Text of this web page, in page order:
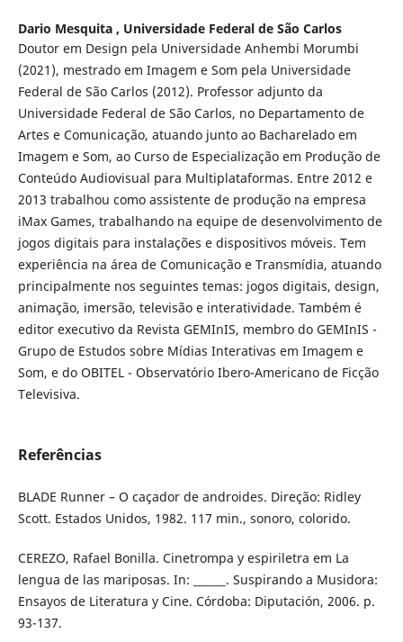
Dario Mesquita , Universidade Federal de São Carlos
Doutor em Design pela Universidade Anhembi Morumbi
(2021), mestrado em Imagem e Som pela Universidade
Federal de São Carlos (2012). Professor adjunto da
Universidade Federal de São Carlos, no Departamento de
Artes e Comunicação, atuando junto ao Bacharelado em
Imagem e Som, ao Curso de Especialização em Produção de
Conteúdo Audiovisual para Multiplataformas. Entre 2012 e
2013 trabalhou como assistente de produção na empresa
iMax Games, trabalhando na equipe de desenvolvimento de
jogos digitais para instalações e dispositivos móveis. Tem
experiência na área de Comunicação e Transmídia, atuando
principalmente nos seguintes temas: jogos digitais, design,
animação, imersão, televisão e interatividade. Também é
editor executivo da Revista GEMInIS, membro do GEMInIS -
Grupo de Estudos sobre Mídias Interativas em Imagem e
Som, e do OBITEL - Observatório Ibero-Americano de Ficção
Televisiva.
Referências
BLADE Runner – O caçador de androides. Direção: Ridley
Scott. Estados Unidos, 1982. 117 min., sonoro, colorido.
CEREZO, Rafael Bonilla. Cinetrompa y espiriletra em La
lengua de las mariposas. In: ______. Suspirando a Musidora:
Ensayos de Literatura y Cine. Córdoba: Diputación, 2006. p.
93-137.